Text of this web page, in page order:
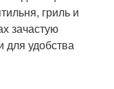
гриль и
зачастую
удобства